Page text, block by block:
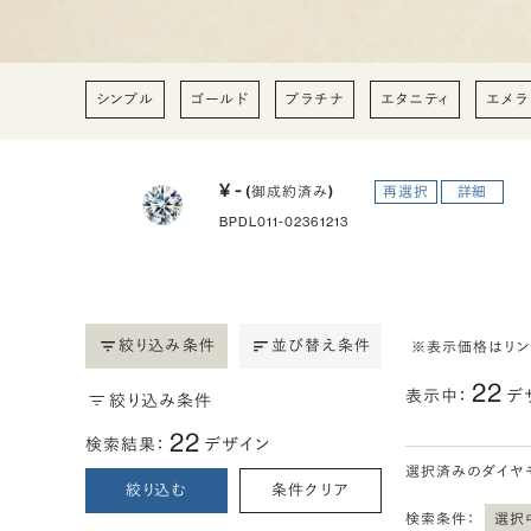
シンプル ゴールド プラチナ エタニティ エメ
¥ - (御成約済み) 再選択 詳細
BPDL011-02361213
絞り込み条件 並び替え条件
絞り込み条件
検索結果： 22 デザイン
絞り込む 条件クリア
※表示価格はリ
表示中： 22 デ
選択済みのダイヤ
検索条件： 選択